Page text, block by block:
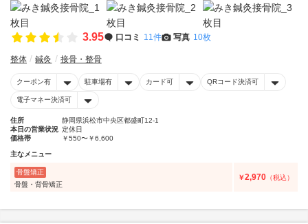
3.95 口コミ 11件 写真 10枚
整体 鍼灸 接骨・整骨
クーポン有 駐車場有 カード可 QRコード決済可
電子マネー決済可
住所
静岡県浜松市中央区都盛町12-1
本日の営業状況 定休日
価格帯
￥550〜￥6,600
主なメニュー
骨盤矯正
骨盤・背骨矯正
￥2,970 （税込）